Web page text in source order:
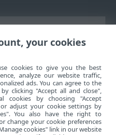
da ESET
ESET
regional
your cookies
cookies to give you the best
analyze our website traffic,
ads. You can agree to the
clicking "Accept all and close",
cookies by choosing "Accept
adjust your cookie settings by
You also have the right to
change your cookie preferences
cookies" link in our website